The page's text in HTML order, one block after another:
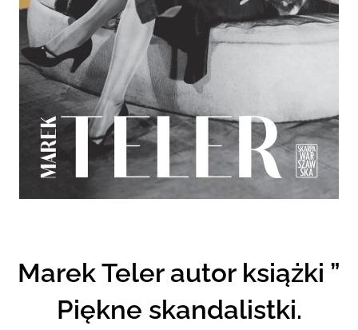
Marek Teler autor książki ”
Piękne skandalistki.